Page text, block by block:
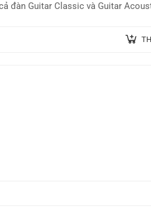
đàn Guitar Classic và Guitar